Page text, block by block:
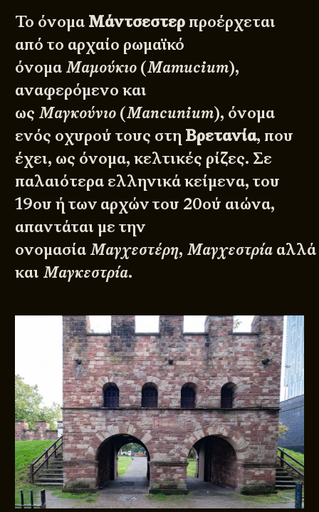
Το όνομα Μάντσεστερ προέρχεται
από το αρχαίο ρωμαϊκό
όνομα Μαμούκιο (Mamucium),
αναφερόμενο και
ως Μαγκούνιο (Mancunium), όνομα
ενός οχυρού τους στη Βρετανία, που
έχει, ως όνομα, κελτικές ρίζες. Σε
παλαιότερα ελληνικά κείμενα, του
19ου ή των αρχών του 20ού αιώνα,
απαντάται με την
ονομασία Μαγχεστέρη, Μαγχεστρία αλλά
και Μαγκεστρία.